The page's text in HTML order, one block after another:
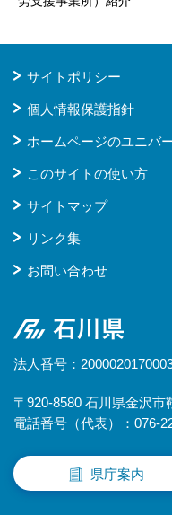
サイトポリシー
個人情報保護指針
ホームページのユニバ
このサイトの使い方
サイトマップ
リンク集
お問い合わせ
石川県
法人番号：
〒920-8580 石川県金沢市
電話番号（代表）：076-
県庁案内